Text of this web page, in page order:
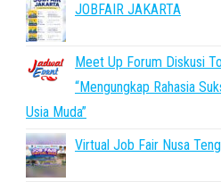
JOBFAIR JAKARTA
Meet Up Forum Diskusi
“Mengungkap Rahasia
Usia Muda”
Virtual Job Fair Nusa